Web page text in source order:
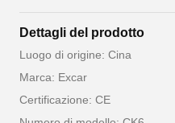
Dettagli del prodotto
Luogo di origine: Cina
Marca: Excar
Certificazione: CE